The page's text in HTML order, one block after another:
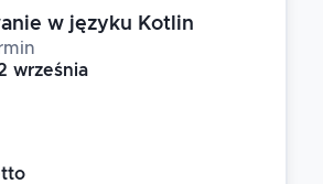
w języku Kotlin
września